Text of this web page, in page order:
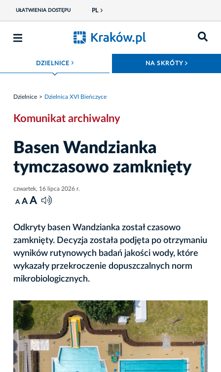
UŁATWIENIA DOSTĘPU PL
DZIELNICE ROZWIŃ MENU NA SKRÓTY
Dzielnice Dzielnica XVI Bieńczyce
Komunikat archiwalny
Basen Wandzianka
tymczasowo zamknięty
czwartek, 16 lipca 2026 r.
A A A
Odkryty basen Wandzianka został czasowo
zamknięty. Decyzja została podjęta po otrzymaniu
wyników rutynowych badań jakości wody, które
wykazały przekroczenie dopuszczalnych norm
mikrobiologicznych.